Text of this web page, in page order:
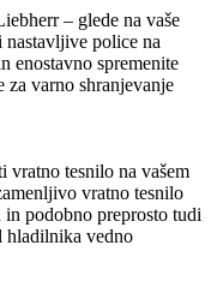
– glede na vaše
police na
enostavno spremenite
varno shranjevanje
vratno tesnilo na vašem
vratno tesnilo
podobno preprosto tudi
hladilnika vedno